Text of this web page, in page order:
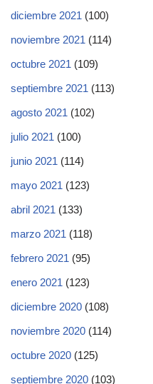
diciembre 2021 (100)
noviembre 2021 (114)
octubre 2021 (109)
septiembre 2021 (113)
agosto 2021 (102)
julio 2021 (100)
junio 2021 (114)
mayo 2021 (123)
abril 2021 (133)
marzo 2021 (118)
febrero 2021 (95)
enero 2021 (123)
diciembre 2020 (108)
noviembre 2020 (114)
octubre 2020 (125)
septiembre 2020 (103)